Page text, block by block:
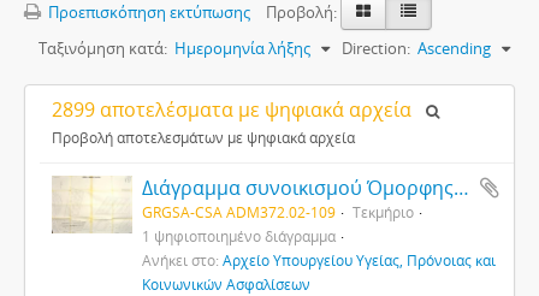
Προεπισκόπηση εκτύπωσης
Προβολή:
Ταξινόμηση κατά: Ημερομηνία λήξης Direction: Ascending
2899 αποτελέσματα με ψηφιακά αρχεία
Προβολή αποτελεσμάτων με ψηφιακά αρχεία
Διάγραμμα συνοικισμού Όμορφης Εκκλησιάς Νέας Ιωνίας
GRGSA-CSA ADM372.02-109
Τεκμήριο
1 ψηφιοποιημένο διάγραμμα
Ανήκει στο: Αρχείο Υπουργείου Υγείας, Πρόνοιας και
Κοινωνικών Ασφαλίσεων